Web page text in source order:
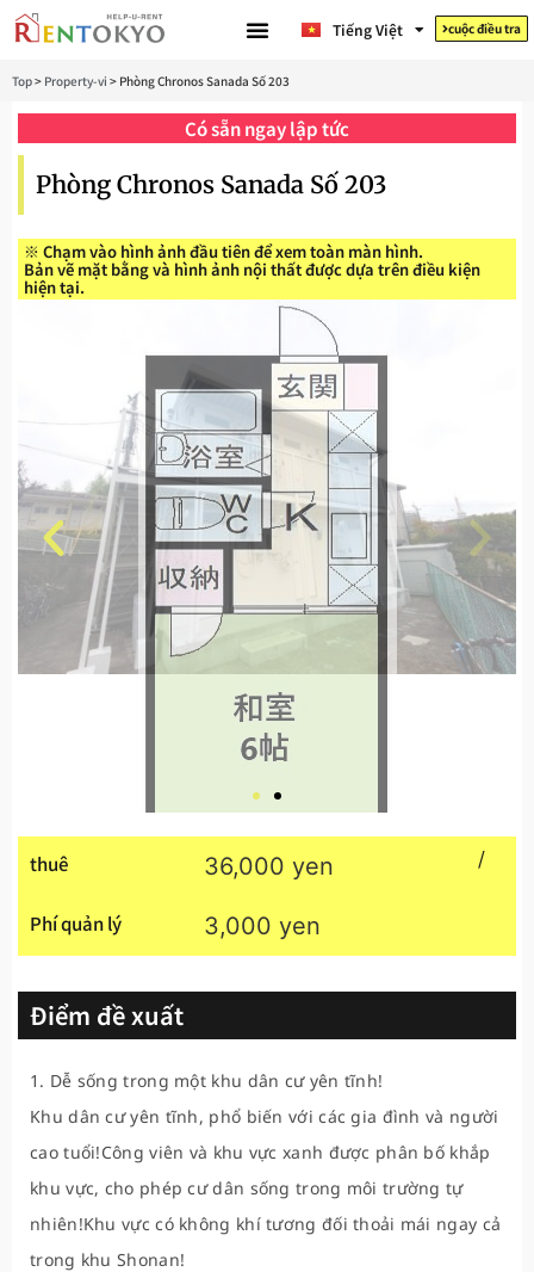
Tiếng Việt
日本語
cuộc điều tra
Top> Property-vi > Phòng Chronos Sanada Số 203
Phòng Chronos Sanada Số 203
Có sẵn ngay lập tức
※ Chạm vào hình ảnh đầu tiên để xem toàn màn hình.
Bản vẽ mặt bằng và hình ảnh nội thất được dựa trên điều kiện
hiện tại.
thuê 36,000 yen /
Phí quản lý 3,000 yen
Điểm đề xuất
1. Dễ sống trong một khu dân cư yên tĩnh!
Khu dân cư yên tĩnh, phổ biến với các gia đình và người
cao tuổi!Công viên và khu vực xanh được phân bố khắp
khu vực, cho phép cư dân sống trong môi trường tự
nhiên!Khu vực có không khí tương đối thoải mái ngay cả
trong khu Shonan!